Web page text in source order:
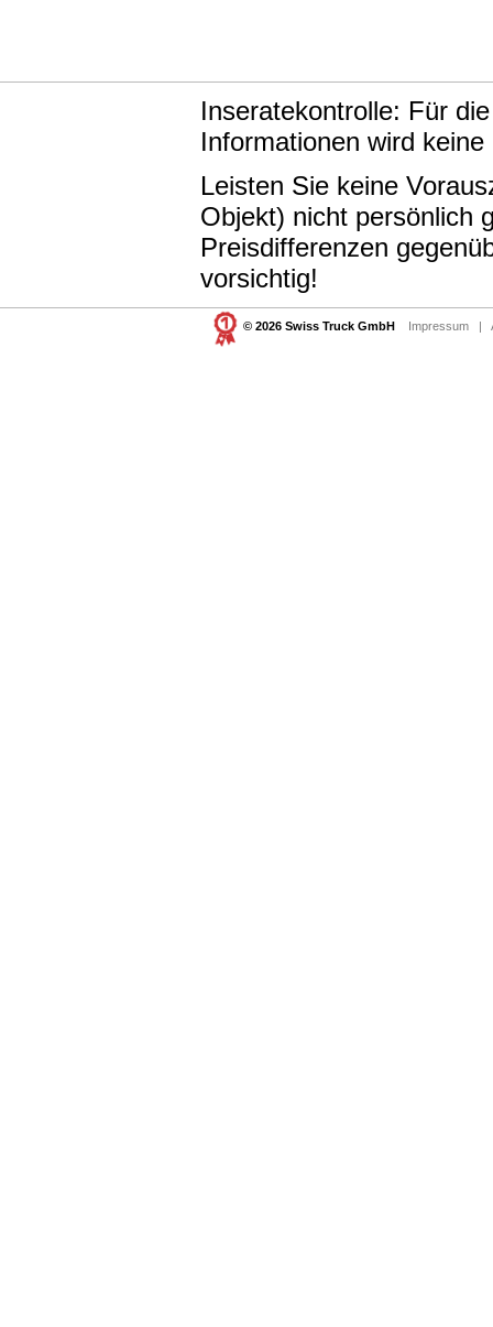
Inseratekontrolle: Für
Informationen wird
Leisten Sie keine
Objekt) nicht persönlich
Preisdifferenzen
vorsichtig!
© 2026 Swiss Truck GmbH Impressum |